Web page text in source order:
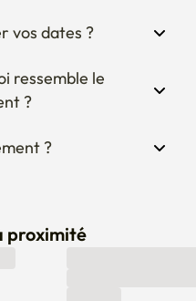
vos dates ?
ressemble le
?
?
proximité